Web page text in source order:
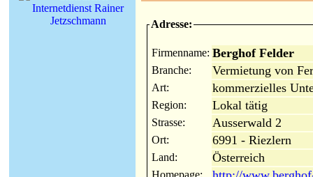
Adresse:
Firmenname: Berghof Felder
Branche: Vermietung von
Art: kommerzielles
Region: Lokal tätig
Strasse: Ausserwald 2
Ort: 6991 - Riezlern
Land: Österreich
Homepage: